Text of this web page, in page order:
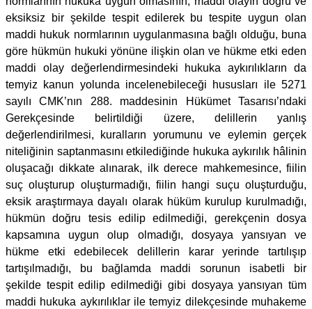
eksiksiz bir şekilde tespit edilerek bu tespite uygun olan
maddi hukuk normlarının uygulanmasına bağlı olduğu, buna
göre hükmün hukuki yönüne ilişkin olan ve hükme etki eden
maddi olay değerlendirmesindeki hukuka aykırılıkların da
temyiz kanun yolunda incelenebileceği hususları ile 5271
sayılı CMK’nın 288. maddesinin Hükümet Tasarısı’ndaki
Gerekçesinde belirtildiği üzere, delillerin yanlış
değerlendirilmesi, kuralların yorumunu ve eylemin gerçek
niteliğinin saptanmasını etkilediğinde hukuka aykırılık hâlinin
oluşacağı dikkate alınarak, ilk derece mahkemesince, fiilin
suç oluşturup oluşturmadığı, fiilin hangi suçu oluşturduğu,
eksik araştırmaya dayalı olarak hüküm kurulup kurulmadığı,
hükmün doğru tesis edilip edilmediği, gerekçenin dosya
kapsamına uygun olup olmadığı, dosyaya yansıyan ve
hükme etki edebilecek delillerin karar yerinde tartılışıp
tartışılmadığı, bu bağlamda maddi sorunun isabetli bir
şekilde tespit edilip edilmediği gibi dosyaya yansıyan tüm
maddi hukuka aykırılıklar ile temyiz dilekçesinde muhakeme